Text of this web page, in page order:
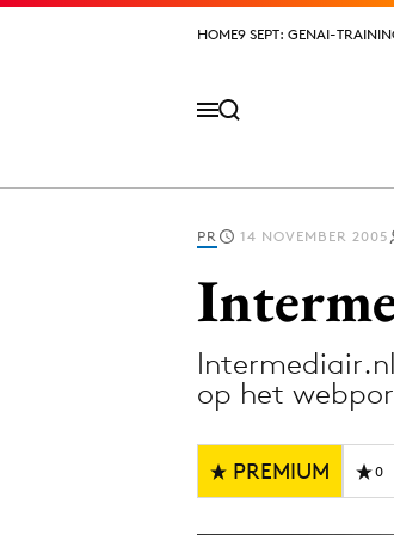
HOME9 SEPT: GENAI-
HOME9 SEPT: GENAI-
PR 14 NOVEMBER 2005
op het
PREMIUM 0